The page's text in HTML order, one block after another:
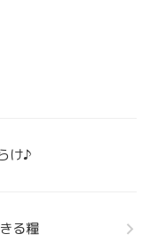
け♪
る糧